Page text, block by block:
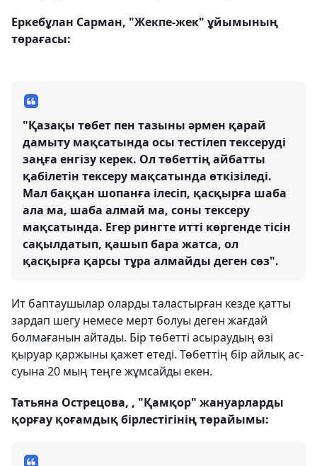
Еркебұлан Сарман, "Жекпе-жек" ұйымының
төрағасы:
"Қазақы төбет пен тазыны әрмен қарай
дамыту мақсатында осы тестілеп тексеруді
заңға енгізу керек. Ол төбеттің айбатты
қабілетін тексеру мақсатында өткізіледі.
Мал баққан шопанға ілесіп, қасқырға шаба
ала ма, шаба алмай ма, соны тексеру
мақсатында. Егер рингте итті көргенде тісін
сақылдатып, қашып бара жатса, ол
қасқырға қарсы тұра алмайды деген сөз".
Ит баптаушылар оларды таластырған кезде қатты
зардап шегу немесе мерт болуы деген жағдай
болмағанын айтады. Бір төбетті асыраудың өзі
қыруар қаржыны қажет етеді. Төбеттің бір айлық ас-
суына 20 мың теңге жұмсайды екен.
Татьяна Острецова, , "Қамқор" жануарларды
қорғау қоғамдық бірлестігінің төрайымы: